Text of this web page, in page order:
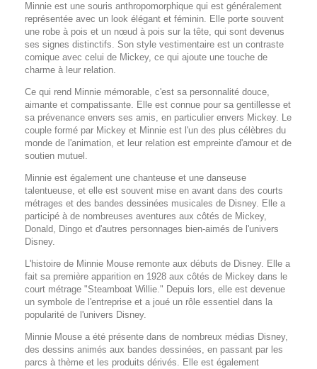
Minnie est une souris anthropomorphique qui est généralement
représentée avec un look élégant et féminin. Elle porte souvent
une robe à pois et un nœud à pois sur la tête, qui sont devenus
ses signes distinctifs. Son style vestimentaire est un contraste
comique avec celui de Mickey, ce qui ajoute une touche de
charme à leur relation.
Ce qui rend Minnie mémorable, c'est sa personnalité douce,
aimante et compatissante. Elle est connue pour sa gentillesse et
sa prévenance envers ses amis, en particulier envers Mickey. Le
couple formé par Mickey et Minnie est l'un des plus célèbres du
monde de l'animation, et leur relation est empreinte d'amour et de
soutien mutuel.
Minnie est également une chanteuse et une danseuse
talentueuse, et elle est souvent mise en avant dans des courts
métrages et des bandes dessinées musicales de Disney. Elle a
participé à de nombreuses aventures aux côtés de Mickey,
Donald, Dingo et d'autres personnages bien-aimés de l'univers
Disney.
L'histoire de Minnie Mouse remonte aux débuts de Disney. Elle a
fait sa première apparition en 1928 aux côtés de Mickey dans le
court métrage "Steamboat Willie." Depuis lors, elle est devenue
un symbole de l'entreprise et a joué un rôle essentiel dans la
popularité de l'univers Disney.
Minnie Mouse a été présente dans de nombreux médias Disney,
des dessins animés aux bandes dessinées, en passant par les
parcs à thème et les produits dérivés. Elle est également